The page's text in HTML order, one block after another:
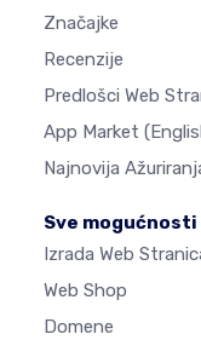
Značajke
Recenzije
Predlošci Web
App Market
Najnovija
Sve mogućnosti
Izrada Web
Web Shop
Domene